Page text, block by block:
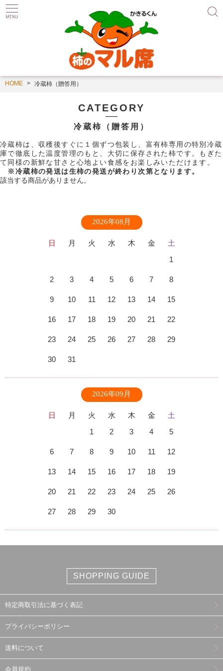
HOME 冷蔵柿（贈答用）
CATEGORY
冷蔵柿（贈答用）
冷蔵柿は、収穫後すぐに１個ずつ包装し、富有柿専用の特別冷蔵
庫で徹底した温度管理のもと、大切に保存された柿です。もぎた
て同様の新鮮な甘さと心地よい食感をお楽しみいただけます。
※冷蔵柿の発送は生柿の発送が終わり次第となります。
該当する商品がありません。
2026年08月
日 月 火 水 木 金
土
1
2 3 4 5 6 7 8
9 10 11 12 13 14 15
16 17 18 19 20 21 22
23 24 25 26 27 28 29
30 31
2026年09月
日 月 火 水 木 金
土
1
2 3 4 5
6 7 8 9 10 11 12
13 14 15 16 17 18 19
20 21 22 23 24 25 26
27 28 29 30
SHOPPING GUIDE
特定商取引法に基づく表記
プライバシーポリシー
送料について
会員規約